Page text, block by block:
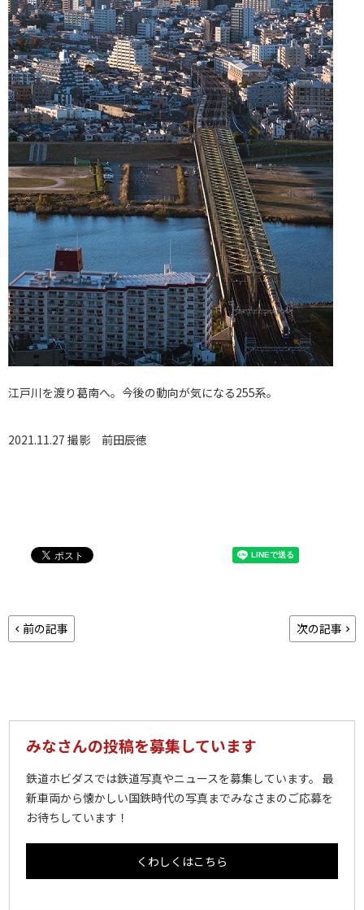
江戸川を渡り葛南へ。今後の動向が気になる255系。
2021.11.27 撮影 前田辰徳
前の記事 次の記事
みなさんの投稿を募集しています
鉄道ホビダスでは鉄道写真やニュースを募集しています。 最
新車両から懐かしい国鉄時代の写真までみなさまのご応募を
お待ちしています！
くわしくはこちら